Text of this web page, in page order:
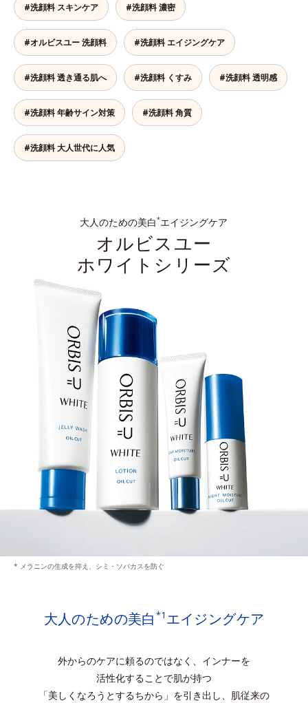
#洗顔料 スキンケア #洗顔料 濃密
#オルビスユー 洗顔料 #洗顔料 エイジングケア
#洗顔料 透き通る肌へ #洗顔料 くすみ #洗顔料 透明感
#洗顔料 年齢サイン対策 #洗顔料 角質
#洗顔料 大人世代に人気
大人のための美白*エイジングケア
オルビスユー
ホワイトシリーズ
* メラニンの生成を抑え、シミ・ソバカスを防ぐ
大人のための美白 *1 エイジングケア
外からのケアに頼るのではなく、インナーを
活性化することで肌が持つ
「美しくなろうとするちから」を引き出し、肌従来の